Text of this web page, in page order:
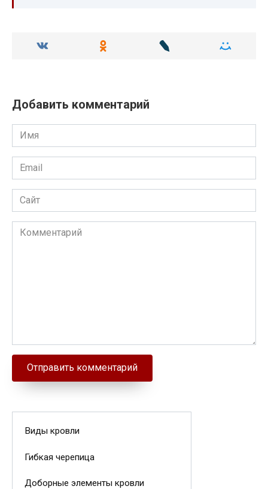
Добавить комментарий
Имя
Email
Сайт
Комментарий
Виды кровли
Гибкая черепица
Доборные элементы кровли